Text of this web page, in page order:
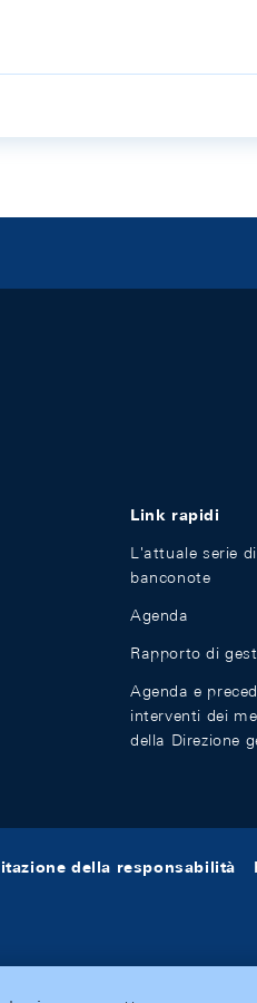
Link rapidi
L'attuale serie di
banconote
Agenda
Rapporto di
Agenda e
interventi dei
della Direzione
della responsabilità